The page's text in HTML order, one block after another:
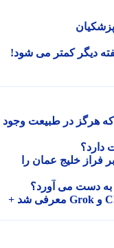
دیگر کمتر می شود!
که هرگز در طبیعت وجود
خلیج عمان را
دست می آورد؟
ساعت هوشمند رولمی مجهز به ChatGPT و Grok معرفی شد +